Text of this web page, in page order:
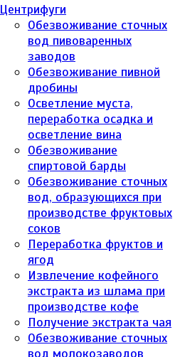
Центрифуги
Обезвоживание сточных
вод пивоваренных
заводов
Обезвоживание пивной
дробины
Осветление муста,
переработка осадка и
осветление вина
Обезвоживание
спиртовой барды
Обезвоживание сточных
вод, образующихся при
производстве фруктовых
соков
Переработка фруктов и
ягод
Извлечение кофейного
экстракта из шлама при
производстве кофе
Получение экстракта чая
Обезвоживание сточных
вод молокозаводов